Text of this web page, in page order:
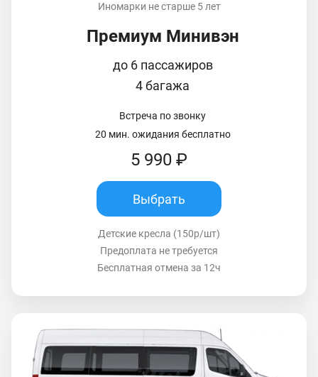
Иномарки не старше 5 лет
Премиум Минивэн
до 6 пассажиров
4 багажа
Встреча по звонку
20 мин. ожидания бесплатно
5 990 ₽
Выбрать
Детские кресла (150р/шт)
Предоплата не требуется
Бесплатная отмена за 12ч